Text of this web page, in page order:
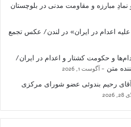
نمادِ مبارزه و مقاومت مدنی در بلوچستان
اعدام در ایران» در لندن/ عکس تجمع
و حکومت کشتار و اعدام در ایران/
متن
آگوست 1, 2026
آقای رحیم بندوئی عضو شورای مرکزی